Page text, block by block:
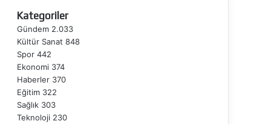
Kategoriler
Gündem 2.033
Kültür Sanat 848
Spor 442
Ekonomi 374
Haberler 370
Eğitim 322
Sağlık 303
Teknoloji 230